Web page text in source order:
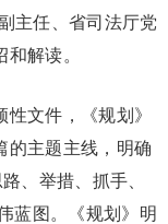
主任、省司法厅党
解读。
文件，《规划》
的主题主线，明确
、举措、抓手、
蓝图。《规划》明